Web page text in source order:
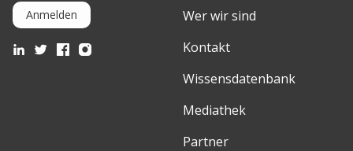
Anmelden
Wer wir sind
Kontakt
Wissensdatenbank
Mediathek
Partner